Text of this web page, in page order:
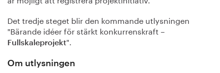
Det tredje steget blir den kommande utlysningen
"Bärande idéer för stärkt konkurrenskraft –
Fullskaleprojekt".
Om utlysningen